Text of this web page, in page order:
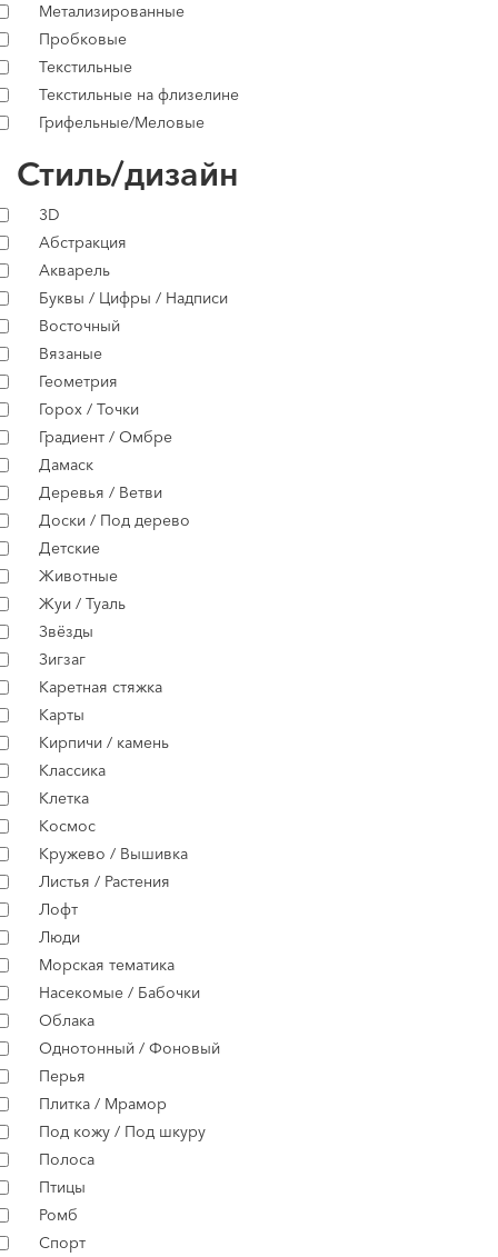
Метализированные
Пробковые
Текстильные
Текстильные на флизелине
Грифельные/Меловые
Стиль/дизайн
3D
Абстракция
Акварель
Буквы / Цифры / Надписи
Восточный
Вязаные
Геометрия
Горох / Точки
Градиент / Омбре
Дамаск
Деревья / Ветви
Доски / Под дерево
Детские
Животные
Жуи / Туаль
Звёзды
Зигзаг
Каретная стяжка
Карты
Кирпичи / камень
Классика
Клетка
Космос
Кружево / Вышивка
Листья / Растения
Лофт
Люди
Морская тематика
Насекомые / Бабочки
Облака
Однотонный / Фоновый
Перья
Плитка / Мрамор
Под кожу / Под шкуру
Полоса
Птицы
Ромб
Спорт